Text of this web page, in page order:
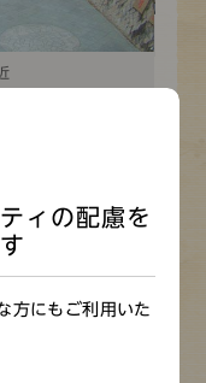
ィの配慮を
方にもご利用いた